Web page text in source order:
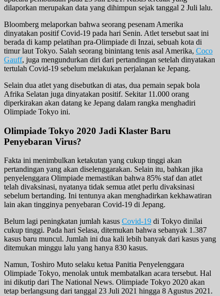
dilaporkan merupakan data yang dihimpun sejak tanggal 2 Juli lalu.
Bloomberg melaporkan bahwa seorang pesenam Amerika
dinyatakan positif Covid-19 pada hari Senin. Atlet tersebut saat ini
berada di kamp pelatihan pra-Olimpiade di Inzai, sebuah kota di
timur laut Tokyo. Salah seorang binintang tenis asal Amerika, Coco
Gauff, juga mengundurkan diri dari pertandingan setelah dinyatakan
tertulah Covid-19 sebelum melakukan perjalanan ke Jepang.
Selain dua atlet yang disebutkan di atas, dua pemain sepak bola
Afrika Selatan juga dinyatakan positif. Sekitar 11.000 orang
diperkirakan akan datang ke Jepang dalam rangka menghadiri
Olimpiade Tokyo ini.
Olimpiade Tokyo 2020 Jadi Klaster Baru
Penyebaran Virus?
Fakta ini menimbulkan ketakutan yang cukup tinggi akan
pertandingan yang akan diselenggarakan. Selain itu, bahkan jika
penyelenggara Olimpiade memastikan bahwa 85% staf dan atlet
telah divaksinasi, nyatanya tidak semua atlet perlu divaksinasi
sebelum bertanding. Ini tentunya akan menghadirkan kekhawatiran
lain akan tingginya penyebaran Covid-19 di Jepang.
Belum lagi peningkatan jumlah kasus Covid-19 di Tokyo dinilai
cukup tinggi. Pada hari Selasa, ditemukan bahwa sebanyak 1.387
kasus baru muncul. Jumlah ini dua kali lebih banyak dari kasus yang
ditemukan minggu lalu yang hanya 830 kasus.
Namun, Toshiro Muto selaku ketua Panitia Penyelenggara
Olimpiade Tokyo, menolak untuk membatalkan acara tersebut. Hal
ini dikutip dari The National News. Olimpiade Tokyo 2020 akan
tetap berlangsung dari tanggal 23 Juli 2021 hingga 8 Agustus 2021.